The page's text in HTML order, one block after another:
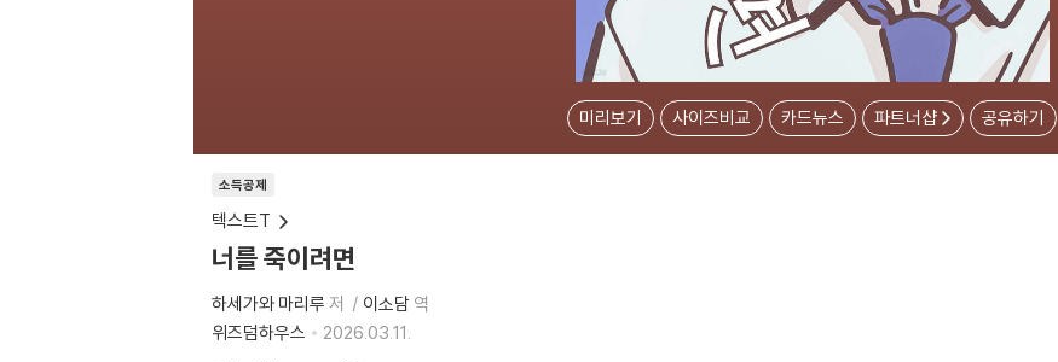
미리보기 사이즈비교 카드뉴스 파트너샵 공유하기
소득공제
텍스트T
너를 죽이려면
하세가와 마리루 저 이소담 역
위즈덤하우스
2026.03.11.